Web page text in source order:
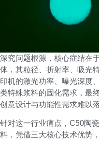
深究问题根源，核心症结在
体，其粒径、折射率、吸光
印机的激光功率、曝光深度
类特殊浆料的固化需求，最
创意设计与功能性需求难以落
针对这一行业痛点，C50陶
料，凭借三大核心技术优势